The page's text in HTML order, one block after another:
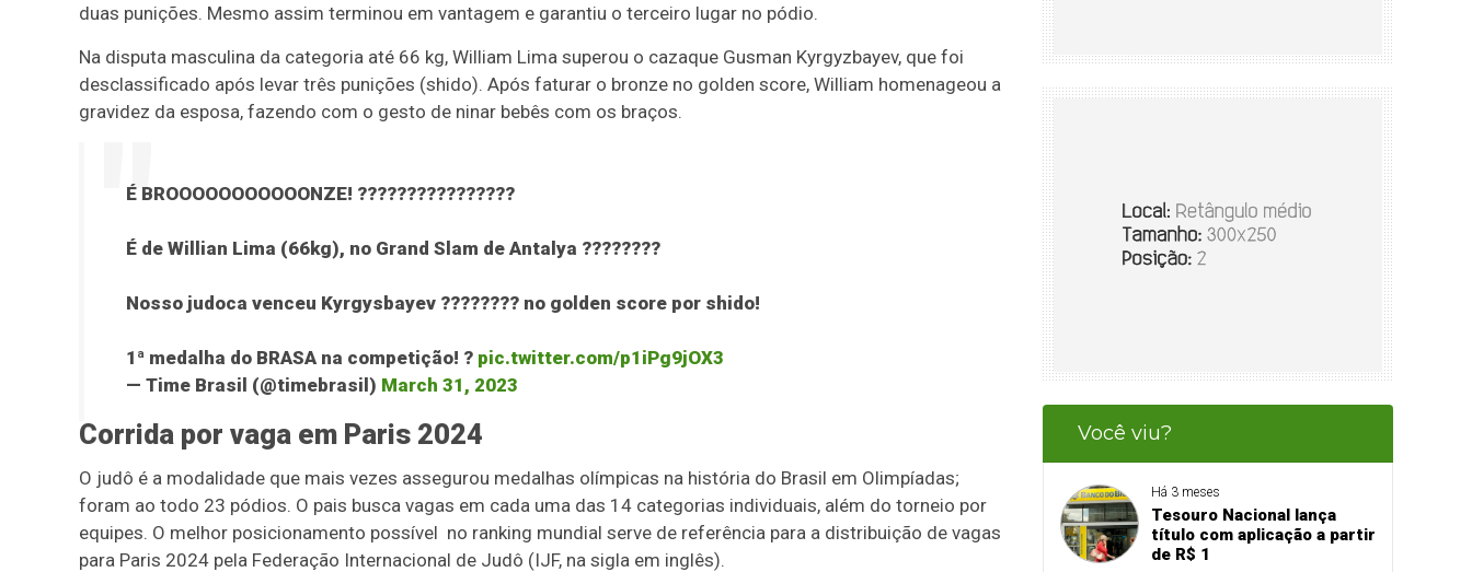
duas punições. Mesmo assim terminou em vantagem e garantiu o terceiro lugar no pódio.
Na disputa masculina da categoria até 66 kg, William Lima superou o cazaque Gusman Kyrgyzbayev, que foi
desclassificado após levar três punições (shido). Após faturar o bronze no golden score, William homenageou a
gravidez da esposa, fazendo com o gesto de ninar bebês com os braços.
É BROOOOOOOOOOONZE! ????????????????
É de Willian Lima (66kg), no Grand Slam de Antalya ????????
Nosso judoca venceu Kyrgysbayev ???????? no golden score por shido!
1ª medalha do BRASA na competição! ? pic.twitter.com/p1iPg9jOX3
— Time Brasil (@timebrasil) March 31, 2023
Corrida por vaga em Paris 2024
O judô é a modalidade que mais vezes assegurou medalhas olímpicas na história do Brasil em Olimpíadas;
foram ao todo 23 pódios. O pais busca vagas em cada uma das 14 categorias individuais, além do torneio por
equipes. O melhor posicionamento possível no ranking mundial serve de referência para a distribuição de vagas
para Paris 2024 pela Federação Internacional de Judô (IJF, na sigla em inglês).
Você viu?
Há 3 meses
Tesouro Nacional lança
título com aplicação a partir
de R$ 1